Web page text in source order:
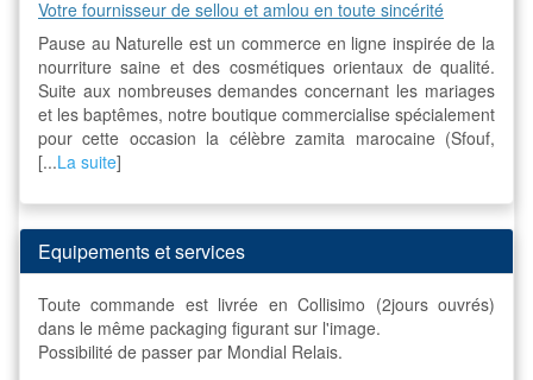
Votre fournisseur de sellou et amlou en toute sincérité
Pause au Naturelle est un commerce en ligne inspirée de la
nourriture saine et des cosmétiques orientaux de qualité.
Suite aux nombreuses demandes concernant les mariages
et les baptêmes, notre boutique commercialise spécialement
pour cette occasion la célèbre zamita marocaine (Sfouf,
[...La suite]
Equipements et services
Toute commande est livrée en Collisimo (2jours ouvrés)
dans le même packaging figurant sur l'image.
Possibilité de passer par Mondial Relais.